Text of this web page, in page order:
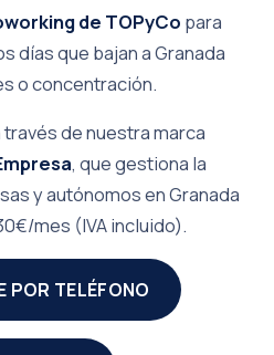
de TOPyCo para
días que bajan a Granada
o concentración.
de nuestra marca
, que gestiona la
y autónomos en Granada
mes (IVA incluido).
POR TELÉFONO